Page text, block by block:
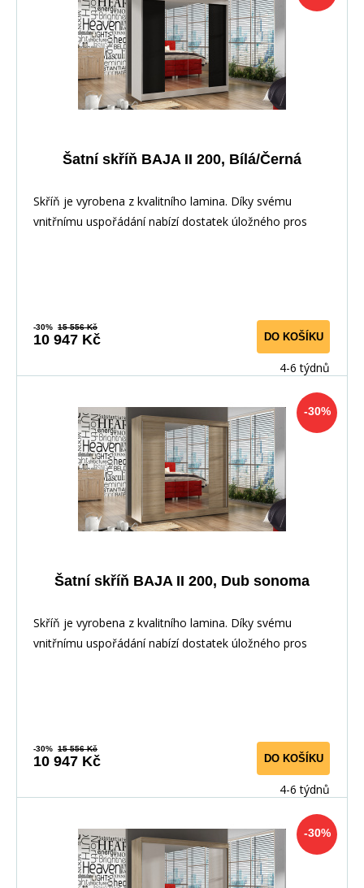
Šatní skříň BAJA II 200, Bílá/Černá
Skříň je vyrobena z kvalitního lamina. Díky svému
vnitřnímu uspořádání nabízí dostatek úložného pros
-30% 15 556 Kč
10 947 Kč DO KOŠÍKU
4-6 týdnů
-30%
Šatní skříň BAJA II 200, Dub sonoma
Skříň je vyrobena z kvalitního lamina. Díky svému
vnitřnímu uspořádání nabízí dostatek úložného pros
-30% 15 556 Kč
10 947 Kč DO KOŠÍKU
4-6 týdnů
-30%